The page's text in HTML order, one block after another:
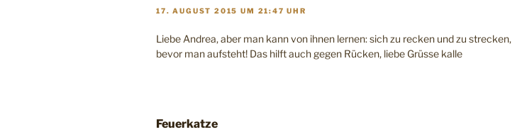
17. AUGUST 2015 UM 21:47 UHR
Liebe Andrea, aber man kann von ihnen lernen: sich zu recken und zu strecken,
bevor man aufsteht! Das hilft auch gegen Rücken, liebe Grüsse kalle
Feuerkatze